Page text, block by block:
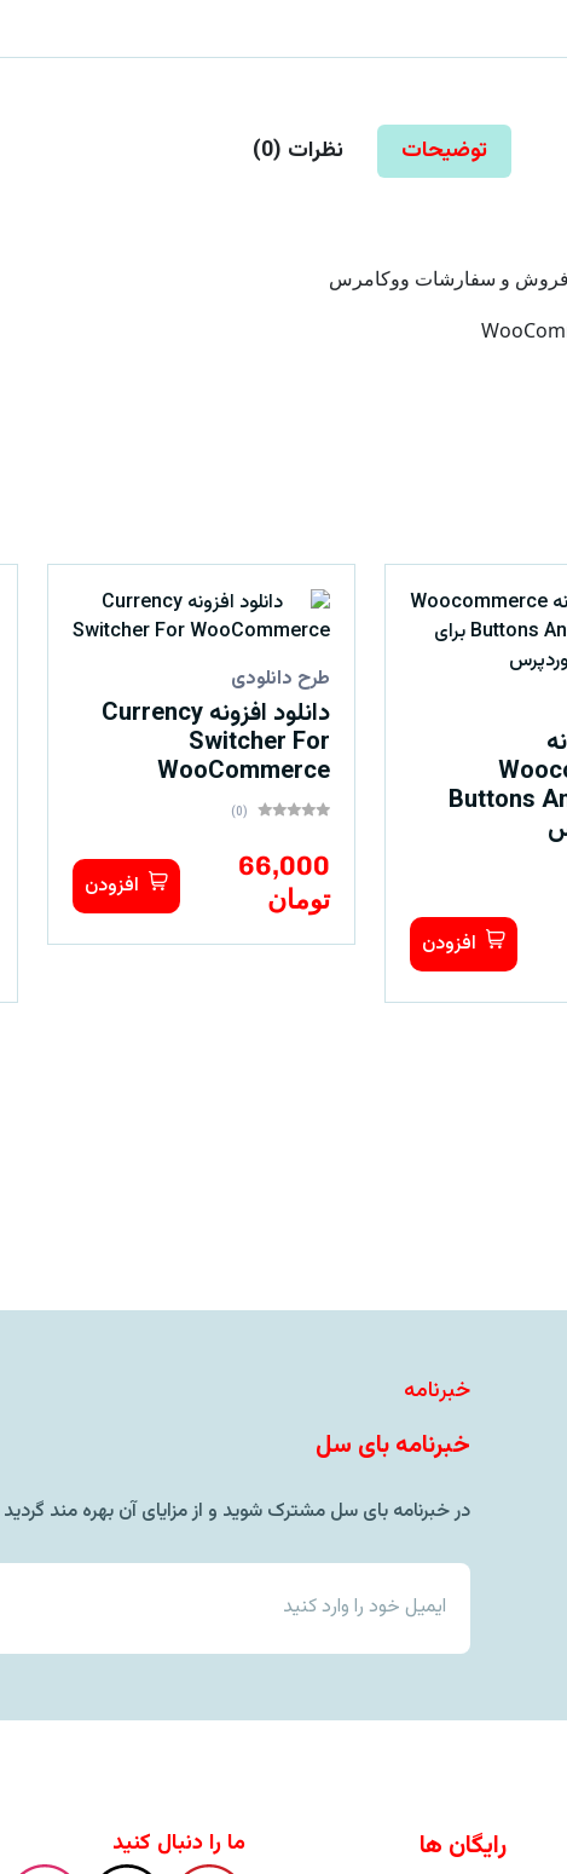
توضیحات نظرات (0
)
فروش و سفارشات ووکامرس
Buttons
افزودن
طرح دانلودی
دانلود افزونه Currency
Switcher For
WooCommerce
(0)
66,000
تومان
افزودن
خبرنامه
خبرنامه بای سل
در خبرنامه بای سل مشترک شوید و از مزایای آن بهره مند گردید
رایگان ها ما را دنبال کنید